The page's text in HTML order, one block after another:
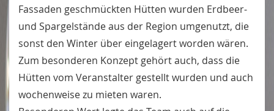
Fassaden geschmückten Hütten wurden Erdbeer-
und Spargelstände aus der Region umgenutzt, die
sonst den Winter über eingelagert worden wären.
Zum besonderen Konzept gehört auch, dass die
Hütten vom Veranstalter gestellt wurden und auch
wochenweise zu mieten waren.